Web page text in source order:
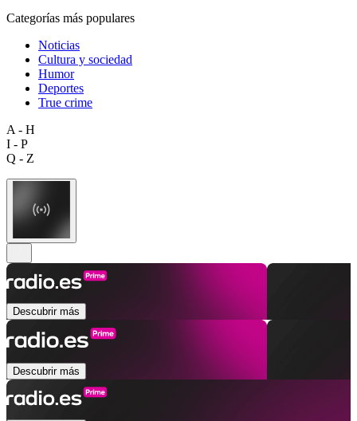
Categorías más populares
Noticias
Cultura y sociedad
Humor
Deportes
True crime
A - H
I - P
Q - Z
Descubrir más
Descubrir más